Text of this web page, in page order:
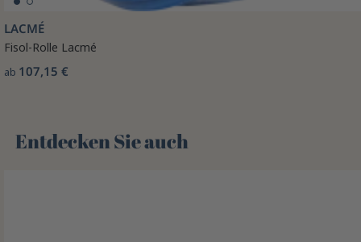
LACMÉ
Fisol-Rolle Lacmé
ab 107,15 €
Entdecken Sie auch 🌻